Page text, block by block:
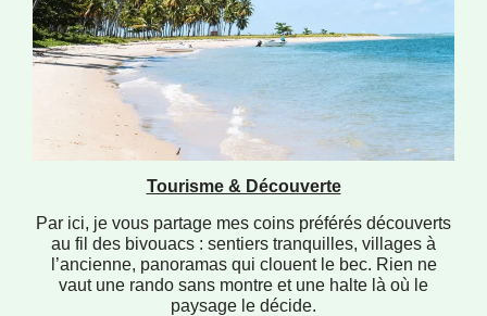
Tourisme & Découverte
Par ici, je vous partage mes coins préférés découverts
au fil des bivouacs : sentiers tranquilles, villages à
l’ancienne, panoramas qui clouent le bec. Rien ne
vaut une rando sans montre et une halte là où le
paysage le décide.